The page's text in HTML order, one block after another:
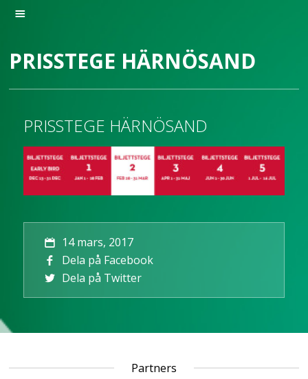
PRISSTEGE HÄRNÖSAND
PRISSTEGE HÄRNÖSAND
14 mars, 2017
Dela på Facebook
Dela på Twitter
Partners